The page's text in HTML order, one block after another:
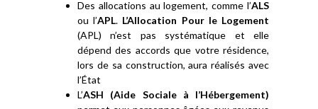
Des allocations au logement, comme l’ALS
ou l’APL. L’Allocation Pour le Logement
(APL) n’est pas systématique et elle
dépend des accords que votre résidence,
lors de sa construction, aura réalisés avec
l’État
L’ASH (Aide Sociale à l’Hébergement)